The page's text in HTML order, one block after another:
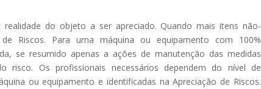
do objeto a ser apreciado. Quando mais itens não-
Riscos. Para uma máquina ou equipamento com 100%
se resumido apenas a ações de manutenção das medidas
risco. Os profissionais necessários dependem do nível de
ou equipamento e identificadas na Apreciação de Riscos.